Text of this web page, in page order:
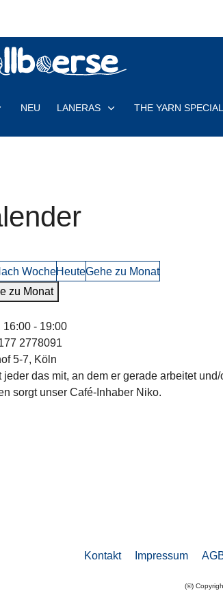
NEU LANERAS THE YARN
WocheHeuteGehe zu Monat
zu Monat
16:00 - 19:00
2778091
5-7, Köln
jeder das mit, an dem er gerade arbeitet
sorgt unser Café-Inhaber Niko.
Kontakt Impressum
(©)